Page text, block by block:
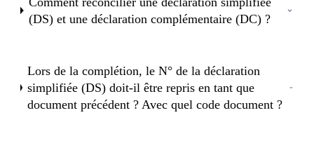
(DS) et une déclaration complémentaire (DC) ?
Lors de la complétion, le N° de la déclaration
simplifiée (DS) doit-il être repris en tant que
document précédent ? Avec quel code document ?